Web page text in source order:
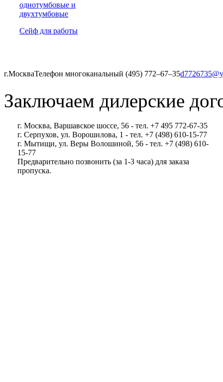
однотумбовые и
двухтумбовые
Сейф для работы
г.МоскваТелефон многоканальный (495) 772‒67‒35
Заключаем дилерские
г. Москва, Варшавское шоссе, 56 - тел. +7 495 772-67-35
г. Серпухов, ул. Ворошилова, 1 - тел. +7 (498) 610-15-77
г. Мытищи, ул. Веры Волошиной, 56 - тел. +7 (498) 610-
15-77
Предварительно позвонить (за 1-3 часа) для заказа
пропуска.